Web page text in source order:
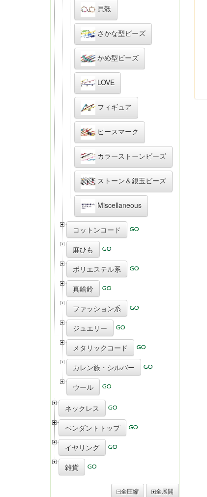
貝殻
さかな型ビーズ
かめ型ビーズ
LOVE
フィギュア
ピースマーク
カラーストーンビーズ
ストーン＆銀玉ビーズ
Miscellaneous
コットンコード
麻ひも
ポリエステル系
真鍮鈴
ファッション系
ジュエリー
メタリックコード
カレン族・シルバー
ウール
ネックレス
ペンダントトップ
イヤリング
雑貨
全圧縮 全展開